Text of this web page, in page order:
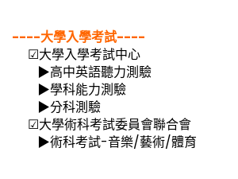
----大學入學考試----
☑大學入學考試中心
▶高中英語聽力測驗
▶學科能力測驗
▶分科測驗
☑大學術科考試委員會聯合會
▶術科考試-音樂/藝術/體育